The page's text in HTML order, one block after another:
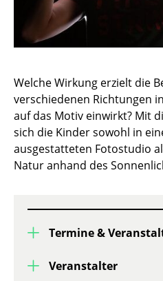
Welche Wirkung erzielt die
verschiedenen Richtungen
auf das Motiv einwirkt? Mit
sich die Kinder sowohl in
ausgestatteten Fotostudio
Natur anhand des
Termine &
Veranstalter